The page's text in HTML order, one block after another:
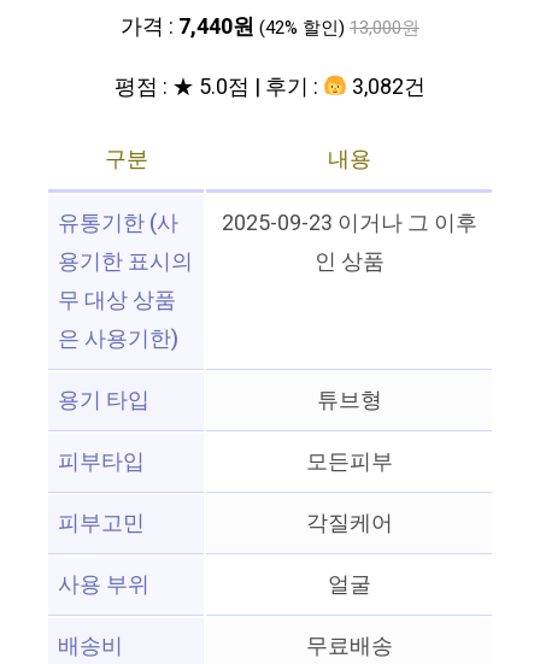
가격 : 7,440원 (42% 할인) 13,000원
평점 : ★ 5.0점 | 후기 : 3,082건
구분
내용
유통기한 (사
용기한 표시의
무 대상 상품
은 사용기한)
2025-09-23 이거나 그 이후
인 상품
용기 타입
튜브형
피부타입
모든피부
피부고민
각질케어
사용 부위
얼굴
배송비
무료배송